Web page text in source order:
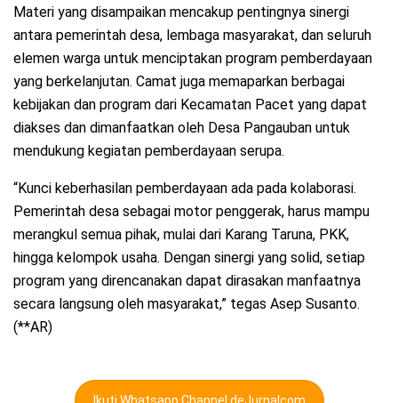
Materi yang disampaikan mencakup pentingnya sinergi
antara pemerintah desa, lembaga masyarakat, dan seluruh
elemen warga untuk menciptakan program pemberdayaan
yang berkelanjutan. Camat juga memaparkan berbagai
kebijakan dan program dari Kecamatan Pacet yang dapat
diakses dan dimanfaatkan oleh Desa Pangauban untuk
mendukung kegiatan pemberdayaan serupa.
“Kunci keberhasilan pemberdayaan ada pada kolaborasi.
Pemerintah desa sebagai motor penggerak, harus mampu
merangkul semua pihak, mulai dari Karang Taruna, PKK,
hingga kelompok usaha. Dengan sinergi yang solid, setiap
program yang direncanakan dapat dirasakan manfaatnya
secara langsung oleh masyarakat,” tegas Asep Susanto.
(**AR)